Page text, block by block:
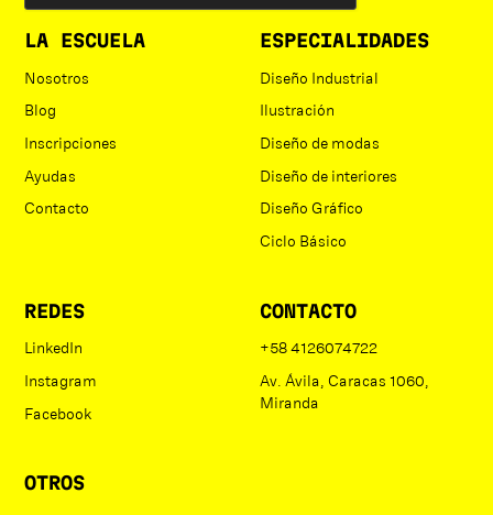
LA ESCUELA
Nosotros
Blog
Inscripciones
Ayudas
Contacto
ESPECIALIDADES
Diseño Industrial
Ilustración
Diseño de modas
Diseño de interiores
Diseño Gráfico
Ciclo Básico
REDES
LinkedIn
Instagram
Facebook
CONTACTO
+58 4126074722
Av. Ávila, Caracas 1060,
Miranda
OTROS